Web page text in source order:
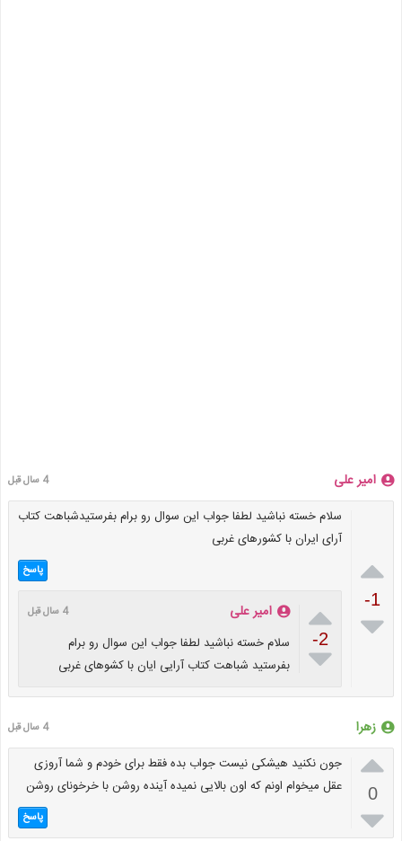
امیر علی 4 سال قبل

-1

سلام خسته نباشید لطفا جواب این سوال رو برام بفرستیدشباهت کتاب
آرای ایران با کشورهای غربی
پاسخ

-2

امیر علی 4 سال قبل
سلام خسته نباشید لطفا جواب این سوال رو برام
بفرستید شباهت کتاب آرایی ایان با کشوهای غربی
زهرا 4 سال قبل

0

جون نکنید هیشکی نیست جواب بده فقط برای خودم و شما آروزی
عقل میخوام اونم که اون بالایی نمیده آینده روشن با خرخونای روشن
پاسخ